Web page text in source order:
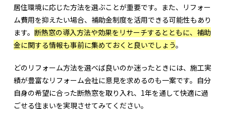
居住環境に応じた方法を選ぶことが重要です。また、リフォー
ム費用を抑えたい場合、補助金制度を活用できる可能性もあり
ます。 断熱窓の導入方法や効果をリサーチするとともに、補助
金に関する情報も事前に集めておくと良いでしょう。
どのリフォーム方法を選べば良いのか迷ったときには、施工実
績が豊富なリフォーム会社に意見を求めるのも一案です。自分
自身の希望に合った断熱窓を取り入れ、1年を通して快適に過
ごせる住まいを実現させてみてください。